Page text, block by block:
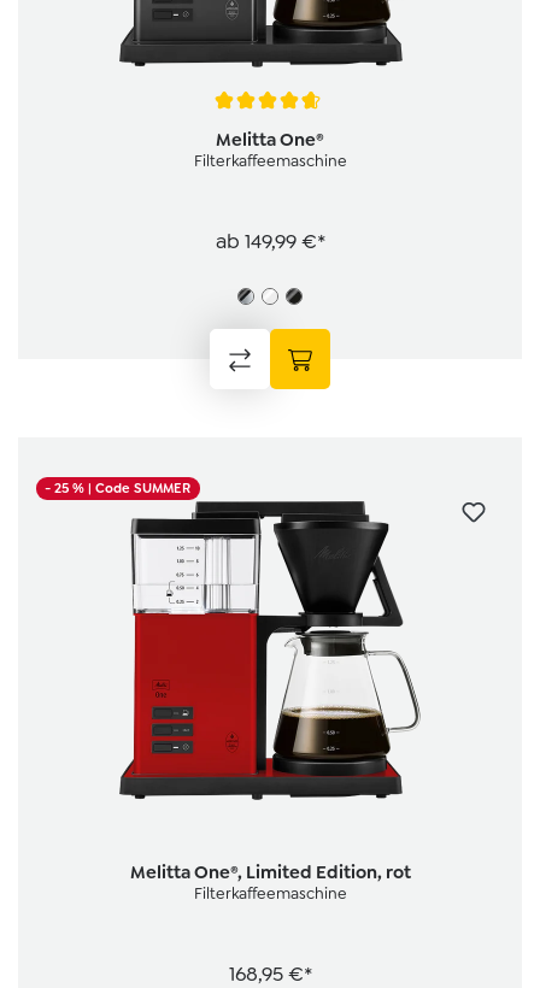
Durchschnittliche Bewertung von 4.7 von 5 Sternen
Melitta One®
Filterkaffeemaschine
ab 149,99 €*
- 25 %| Code SUMMER
Melitta One®, Limited Edition, rot
Filterkaffeemaschine
168,95 €*